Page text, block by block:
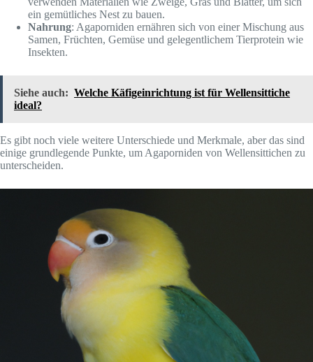
ein gemütliches Nest zu bauen.
Nahrung: Agaporniden ernähren sich von einer Mischung aus
Samen, Früchten, Gemüse und gelegentlichem Tierprotein wie
Insekten.
Siehe auch: Welche Käfigeinrichtung ist für Wellensittiche
ideal?
Es gibt noch viele weitere Unterschiede und Merkmale, aber das sind
einige grundlegende Punkte, um Agaporniden von Wellensittichen zu
unterscheiden.